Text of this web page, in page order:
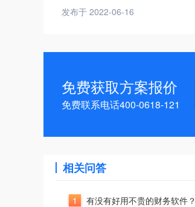
发布于 2022-06-16
免费获取方案报价
免费联系电话400-0618-121
相关问答
1 有没有好用不贵的财务软件？